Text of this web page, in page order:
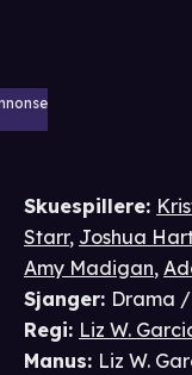
Skuespillere:
Starr, Joshua
Amy Madigan,
Sjanger: Drama
Regi: Liz W.
Manus: Liz W.